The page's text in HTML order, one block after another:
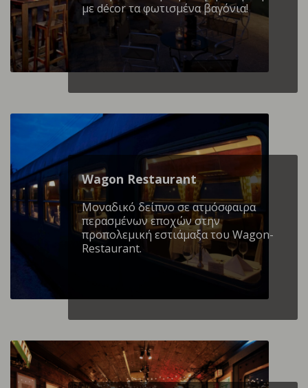
με décor τα φωτισμένα βαγόνια!
Wagon Restaurant
Mοναδικό δείπνο σε ατμόσφαιρα
περασμένων εποχών στην
προπολεμική εστιάμαξα του Wagon-
Restaurant.